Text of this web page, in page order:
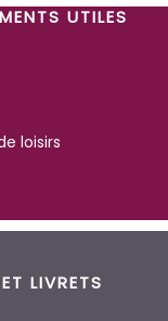
UTILES
loisirs
LIVRETS